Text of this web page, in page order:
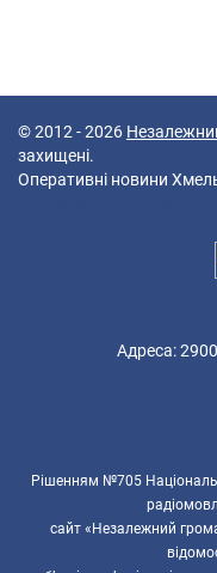
© 2012 - 2026
захищені.
Оперативні новини
Адреса:
Рішенням №705
сайт «Незалежний